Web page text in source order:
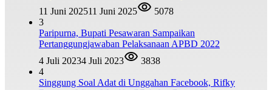
11 Juni 202511 Juni 2025
5078
3
Paripurna, Bupati Pesawaran Sampaikan
Pertanggungjawaban Pelaksanaan APBD 2022
4 Juli 20234 Juli 2023
3838
4
Singgung Soal Adat di Unggahan Facebook, Rifky